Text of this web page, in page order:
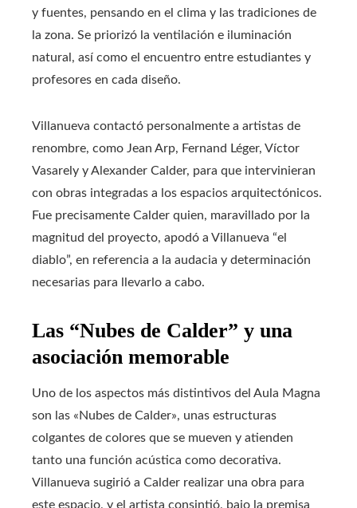
y fuentes, pensando en el clima y las tradiciones de
la zona. Se priorizó la ventilación e iluminación
natural, así como el encuentro entre estudiantes y
profesores en cada diseño.
Villanueva contactó personalmente a artistas de
renombre, como Jean Arp, Fernand Léger, Víctor
Vasarely y Alexander Calder, para que intervinieran
con obras integradas a los espacios arquitectónicos.
Fue precisamente Calder quien, maravillado por la
magnitud del proyecto, apodó a Villanueva “el
diablo”, en referencia a la audacia y determinación
necesarias para llevarlo a cabo.
Las “Nubes de Calder” y una
asociación memorable
Uno de los aspectos más distintivos del Aula Magna
son las «Nubes de Calder», unas estructuras
colgantes de colores que se mueven y atienden
tanto una función acústica como decorativa.
Villanueva sugirió a Calder realizar una obra para
este espacio, y el artista consintió, bajo la premisa